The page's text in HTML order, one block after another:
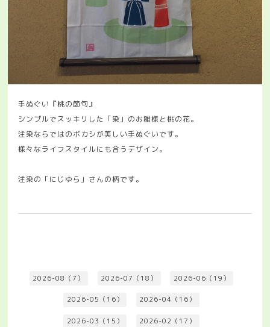
手ぬぐい『桃の節句』
シンプルでスッキリした「染」のお雛様と桃の花。
注染ならではのボカシが美しい手ぬぐいです。
様々なライフスタイルにも合うデザイン。
注染の「にじゆら」さんの柄です。
2026-08（7） 2026-07（18） 2026-06（19）
2026-05（16） 2026-04（16）
2026-03（15） 2026-02（17）